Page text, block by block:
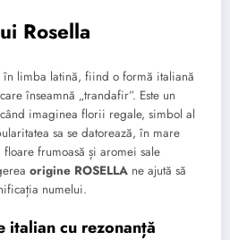
Rosella
în limba latină, fiind o formă italiană
înseamnă „trandafir”. Este un
imaginea florii regale, simbol al
sa se datorează, în mare
frumoasă și aromei sale
origine ROSELLA ne ajută să
numelui.
italian cu rezonanță